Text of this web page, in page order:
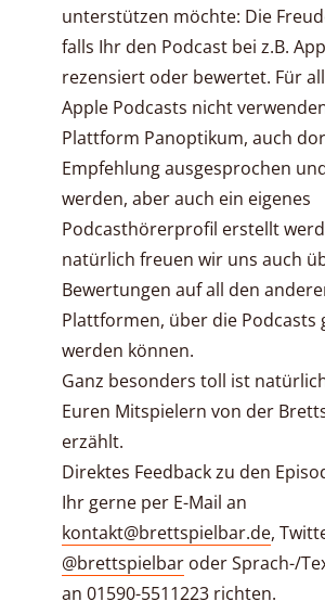
unterstützen möchte: Die
falls Ihr den Podcast bei z.B.
rezensiert oder bewertet. Für
Apple Podcasts nicht
Plattform Panoptikum, auch
Empfehlung ausgesprochen
werden, aber auch ein eigenes
Podcasthörerprofil erstellt
natürlich freuen wir uns auch
Bewertungen auf all den
Plattformen, über die Podcasts
werden können.
Ganz besonders toll ist
Euren Mitspielern von der
erzählt.
Direktes Feedback zu den
Ihr gerne per E-Mail an
kontakt@brettspielbar.de,
@brettspielbar oder Sprach-/
an 01590-5511223 richten.